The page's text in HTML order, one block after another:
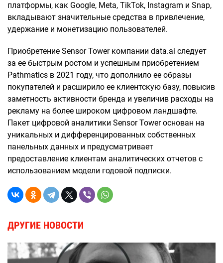
платформы, как Google, Meta, TikTok, Instagram и Snap,
вкладывают значительные средства в привлечение,
удержание и монетизацию пользователей.
Приобретение Sensor Tower компании data.ai следует
за ее быстрым ростом и успешным приобретением
Pathmatics в 2021 году, что дополнило ее образы
покупателей и расширило ее клиентскую базу, повысив
заметность активности бренда и увеличив расходы на
рекламу на более широком цифровом ландшафте.
Пакет цифровой аналитики Sensor Tower основан на
уникальных и дифференцированных собственных
панельных данных и предусматривает
предоставление клиентам аналитических отчетов с
использованием модели годовой подписки.
ДРУГИЕ НОВОСТИ